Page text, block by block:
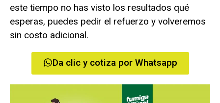
este tiempo no has visto los resultados qué
esperas, puedes pedir el refuerzo y volveremos
sin costo adicional.
Da clic y cotiza por Whatsapp